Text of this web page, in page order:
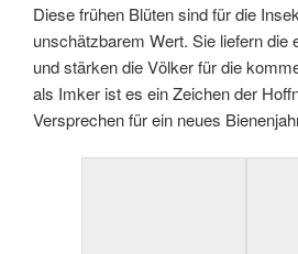
Diese frühen Blüten sind für die
unschätzbarem Wert. Sie liefern die
und stärken die Völker für die
als Imker ist es ein Zeichen der
Versprechen für ein neues